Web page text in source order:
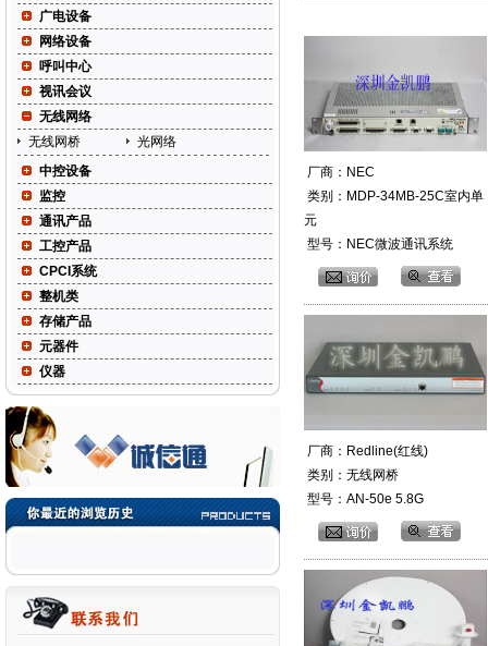
广电设备
网络设备
呼叫中心
视讯会议
无线网络
无线网桥
光网络
中控设备
监控
通讯产品
工控产品
CPCI系统
整机类
存储产品
元器件
仪器
厂商：NEC
类别：MDP-34MB-25C室内单
元
型号：NEC微波通讯系统
厂商：Redline(红线)
类别：无线网桥
型号：AN-50e 5.8G